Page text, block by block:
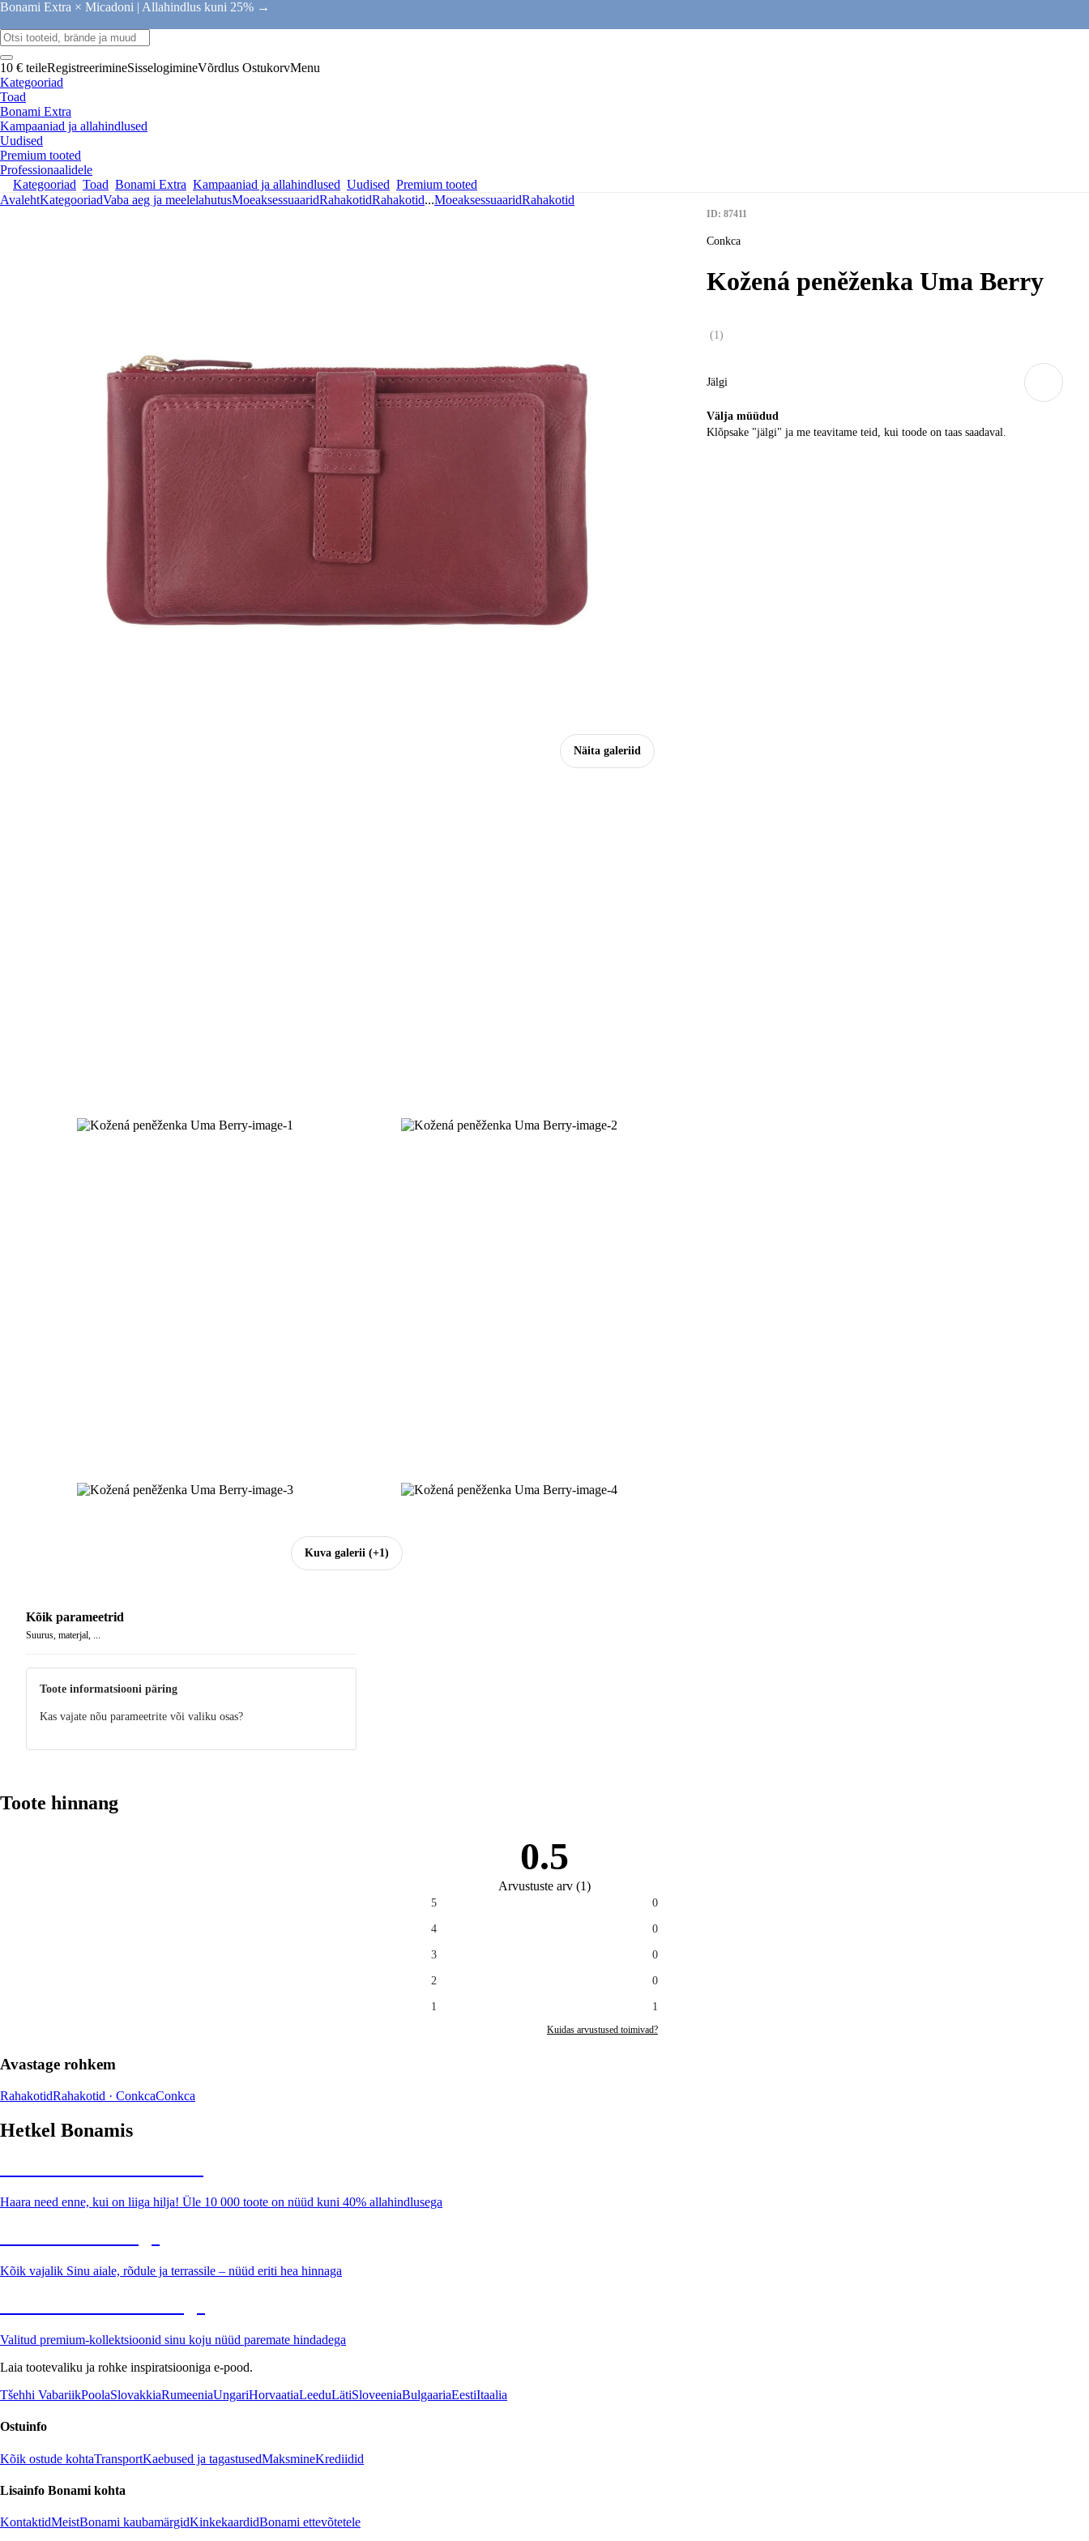
Bonami Extra × Micadoni | Allahindlus kuni 25% →
10 € teileRegistreerimineSisselogimineVõrdlus OstukorvMenu
Kategooriad
Toad
Bonami Extra
Kampaaniad ja allahindlused
Uudised
Premium tooted
Professionaalidele
Kategooriad Toad Bonami Extra Kampaaniad ja allahindlused Uudised Premium tooted
AvalehtKategooriadVaba aeg ja meelelahutusMoeaksessuaaridRahakotidRahakotid...MoeaksessuaaridRahakotid
Näita galeriid
Kuva galerii (+1)
ID: 87411
Conkca
Kožená peněženka Uma Berry
(1 )
Jälgi
Välja müüdud
Klõpsake "jälgi" ja me teavitame teid, kui toode on taas saadaval.
Kõik parameetrid
Suurus, materjal, ...
Toote informatsiooni päring
Kas vajate nõu parameetrite või valiku osas?
Toote hinnang
0.5
Arvustuste arv (1)
5 0
4 0
3 0
2 0
1 1
Kuidas arvustused toimivad?
Avastage rohkem
RahakotidRahakotid · ConkcaConkca
Hetkel Bonamis
Haara need enne, kui on liiga hilja! Üle 10 000 toote on nüüd kuni 40% allahindlusega
Kõik vajalik Sinu aiale, rõdule ja terrassile – nüüd eriti hea hinnaga
Valitud premium-kollektsioonid sinu koju nüüd paremate hindadega
Laia tootevaliku ja rohke inspiratsiooniga e-pood.
Tšehhi VabariikPoolaSlovakkiaRumeeniaUngariHorvaatiaLeeduLätiSloveeniaBulgaariaEestiItaalia
Ostuinfo
Kõik ostude kohtaTransportKaebused ja tagastusedMaksmineKrediidid
Lisainfo Bonami kohta
KontaktidMeistBonami kaubamärgidKinkekaardidBonami ettevõtetele